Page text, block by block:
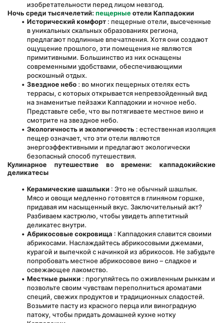
изобретательности перед лицом невзгод.
Ночь среди тысячелетий: пещерныеотели Каппадокии
Исторический комфорт : пещерные отели, высеченные
в уникальных скальных образованиях региона,
предлагают подлинные впечатления. Хотя они создают
ощущение прошлого, эти помещения не являются
примитивными. Большинство из них оснащены
современными удобствами, обеспечивающими
роскошный отдых.
Звездное небо : во многих пещерных отелях есть
террасы, с которых открывается непревзойденный вид
на знаменитые пейзажи Каппадокии и ночное небо.
Представьте себе, что вы потягиваете местное вино и
смотрите на звездное небо.
Экологичность и экологичность : естественная изоляция
пещер означает, что эти отели являются
энергоэффективными и предлагают экологически
безопасный способ путешествия.
Кулинарное путешествие во времени: каппадокийские
деликатесы
Керамические шашлыки : Это не обычный шашлык.
Мясо и овощи медленно готовятся в глиняном горшке,
придавая им насыщенный вкус. Заключительный акт?
Разбиваем кастрюлю, чтобы увидеть аппетитный
деликатес внутри.
Абрикосовые сокровища : Каппадокия славится своими
абрикосами. Наслаждайтесь абрикосовыми джемами,
курагой и выпечкой с начинкой из абрикосов. Не забудьте
попробовать местное абрикосовое вино – сладкое и
освежающее лакомство.
Местные рынки : прогуляйтесь по оживленным рынкам и
позвольте своим чувствам переполниться ароматами
специй, свежих продуктов и традиционных сладостей.
Возьмите пасту из красного перца или виноградную
патоку, чтобы придать домашней кухне нотку